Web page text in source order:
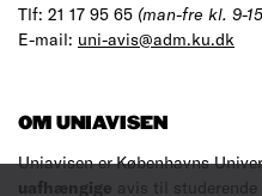
Tlf: 21 17 95 65 (man-fre kl. 9-
E-mail: uni-avis@adm.ku.dk
OM UNIAVISEN
Uniavisen er Københavns
uafhængige avis til studerende